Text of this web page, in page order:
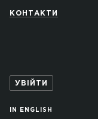
КОНТАКТИ
УВІЙТИ
IN ENGLISH